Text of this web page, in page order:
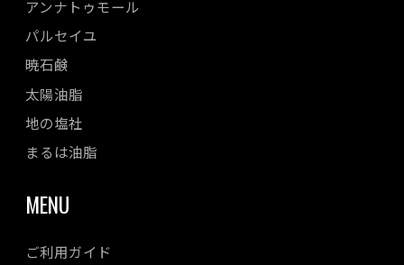
アンナトゥモール
パルセイユ
暁石鹸
太陽油脂
地の塩社
まるは油脂
MENU
ご利用ガイド